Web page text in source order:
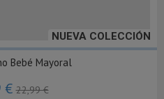
NUEVA COLECCIÓN
Bebé Mayoral
€22,99 €